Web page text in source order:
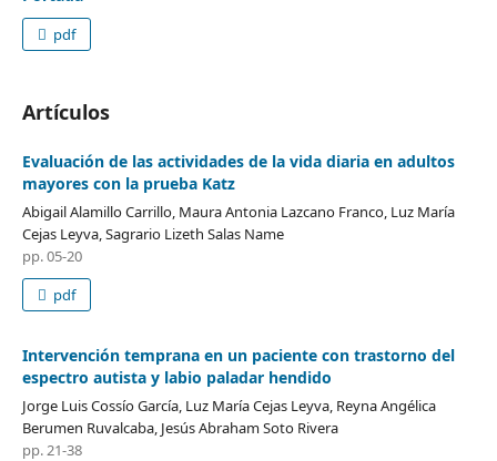
pdf
Artículos
Evaluación de las actividades de la vida diaria en adultos
mayores con la prueba Katz
Abigail Alamillo Carrillo, Maura Antonia Lazcano Franco, Luz María
Cejas Leyva, Sagrario Lizeth Salas Name
pp. 05-20
pdf
Intervención temprana en un paciente con trastorno del
espectro autista y labio paladar hendido
Jorge Luis Cossío García, Luz María Cejas Leyva, Reyna Angélica
Berumen Ruvalcaba, Jesús Abraham Soto Rivera
pp. 21-38